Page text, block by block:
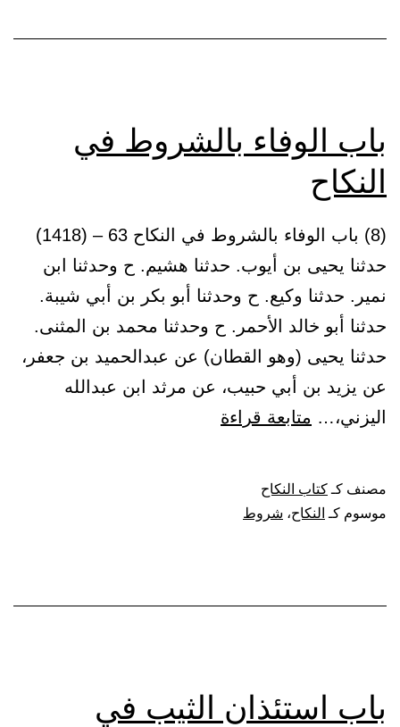
باب الوفاء بالشروط في
النكاح
(8) باب الوفاء بالشروط في النكاح 63 – (1418)
حدثنا يحيى بن أيوب. حدثنا هشيم. ح وحدثنا ابن
نمير. حدثنا وكيع. ح وحدثنا أبو بكر بن أبي شيبة.
حدثنا أبو خالد الأحمر. ح وحدثنا محمد بن المثنى.
حدثنا يحيى (وهو القطان) عن عبدالحميد بن جعفر،
عن يزيد بن أبي حبيب، عن مرثد ابن عبدالله
اليزني،… متابعة قراءة
مصنف كـ كتاب النكاح
موسوم كـ النكاح، شروط
باب استئذان الثيب في